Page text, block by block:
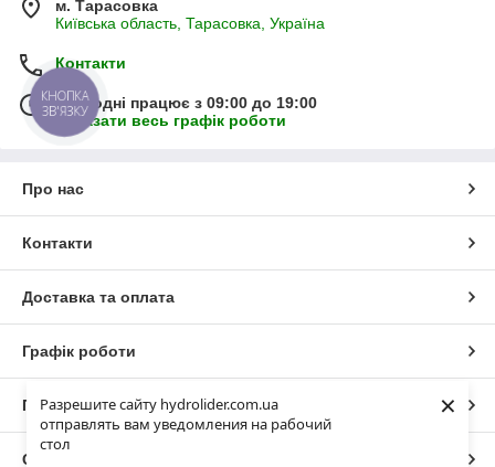
Разрешите сайту hydrolider.com.ua
отправлять вам уведомления на рабочий
стол
×
м. Тарасовка
Київська область, Тарасовка, Україна
Контакти
Сьогодні працює з 09:00 до 19:00
Показати весь графік роботи
Про нас
Контакти
Доставка та оплата
Графік роботи
Повна версія сайту
Сайт створено на маркетплейсі
КНОПКА
ЗВ'ЯЗКУ